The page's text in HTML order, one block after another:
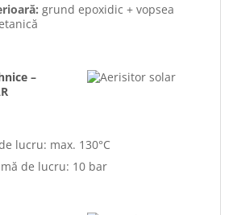
grund epoxidic + vopsea
–
lucru: max. 130°C
de lucru: 10 bar